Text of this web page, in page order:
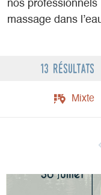
nos
massage dans
13 résultats
Mixte